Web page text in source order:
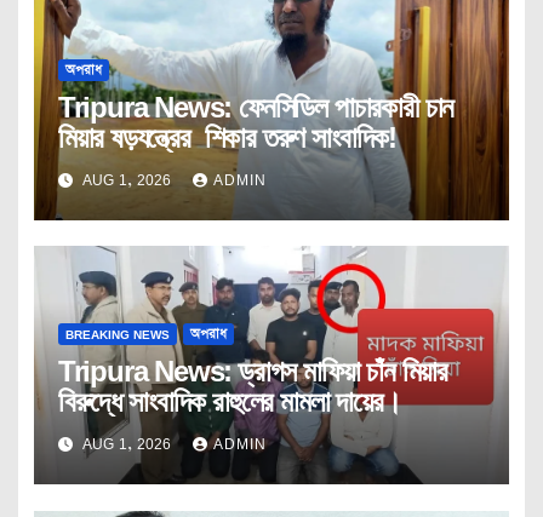
অপরাধ
Tripura News: ফেনসিডিল পাচারকারী চান
মিয়ার ষড়যন্ত্রের শিকার তরুণ সাংবাদিক!
AUG 1, 2026 ADMIN
BREAKING NEWS অপরাধ
Tripura News: ড্রাগস মাফিয়া চাঁন মিয়ার
বিরুদ্ধে সাংবাদিক রাহুলের মামলা দায়ের।
AUG 1, 2026 ADMIN